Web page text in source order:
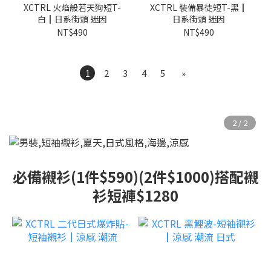
XCTRL 火焰般若天狗短T-
白┃日系街頭 迷因
NT$490
XCTRL 裝備暴徒短T-黑┃
日系街頭 迷因
NT$490
1 2 3 4 5 »
必備襯衫(1件$590)(2件$1000)搭配襯
衫短褲$1280